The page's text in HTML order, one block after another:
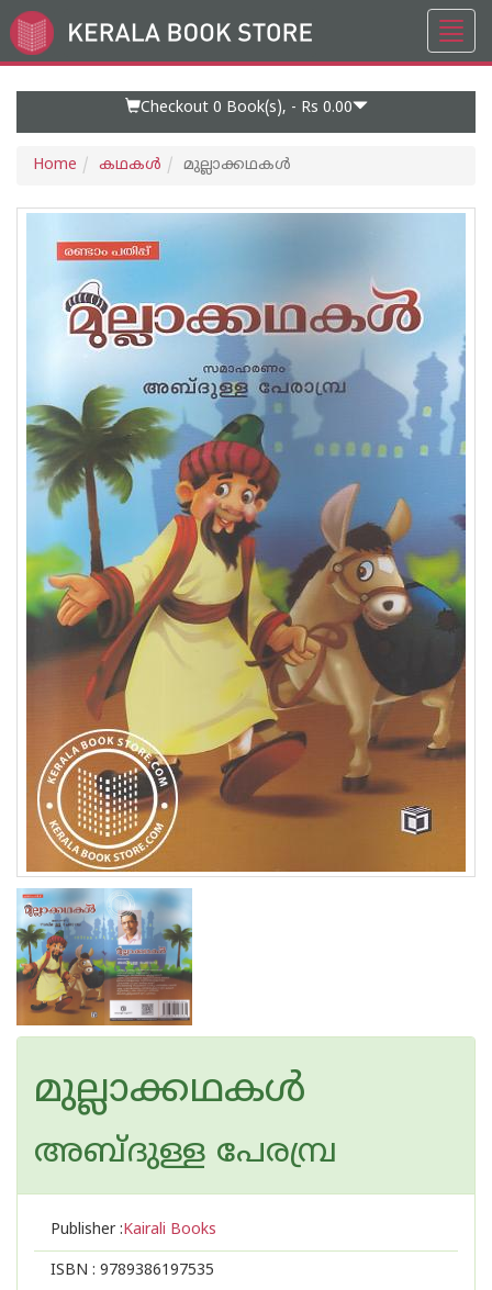
Go
to
Checkout 0 Book(s), - Rs 0.00
Home കഥകള്‍ മുല്ലാക്കഥകള്‍
മുല്ലാക്കഥകള്‍
അബ്ദുള്ള പേരമ്പ്ര
Publisher :Kairali Books
ISBN : 9789386197535